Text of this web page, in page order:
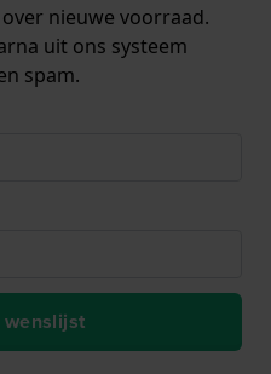
nieuwe voorraad.
uit ons systeem
spam.
wenslijst